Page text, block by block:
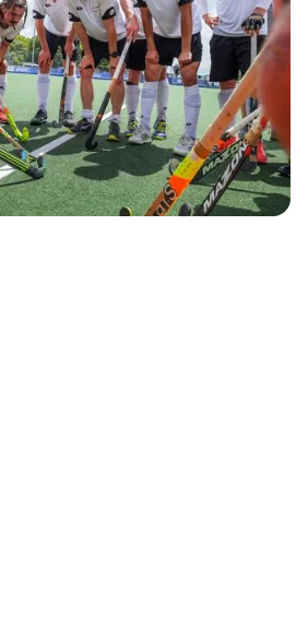
la rendicontazione degli
e i controlli di idoneità.
partecipanti:Comunicare
risultati e
e famiglie.
del calendario partite:
equi ed equilibrati e apporta
dinamici quando necessario.
Crea report di
per l'audit e soddisfa i
finanziatori.
in tempo reale:Invia